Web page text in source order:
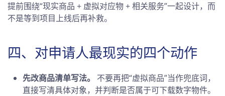
提前围绕“现实商品 + 虚拟对应物 + 相关服务”一起设计，而
不是等到项目上线后再补救。
四、对申请人最现实的四个动作
先改商品清单写法。
不要再把“虚拟商品”当作兜底词，
直接写清具体对象，并判断是否属于可下载数字物件。